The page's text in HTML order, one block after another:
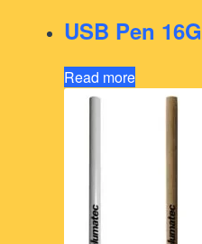
USB Pen
Read more